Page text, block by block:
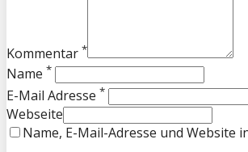
Kommentar *
Name *
E-Mail Adresse *
Webseite
Name, E-Mail-Adresse und Website